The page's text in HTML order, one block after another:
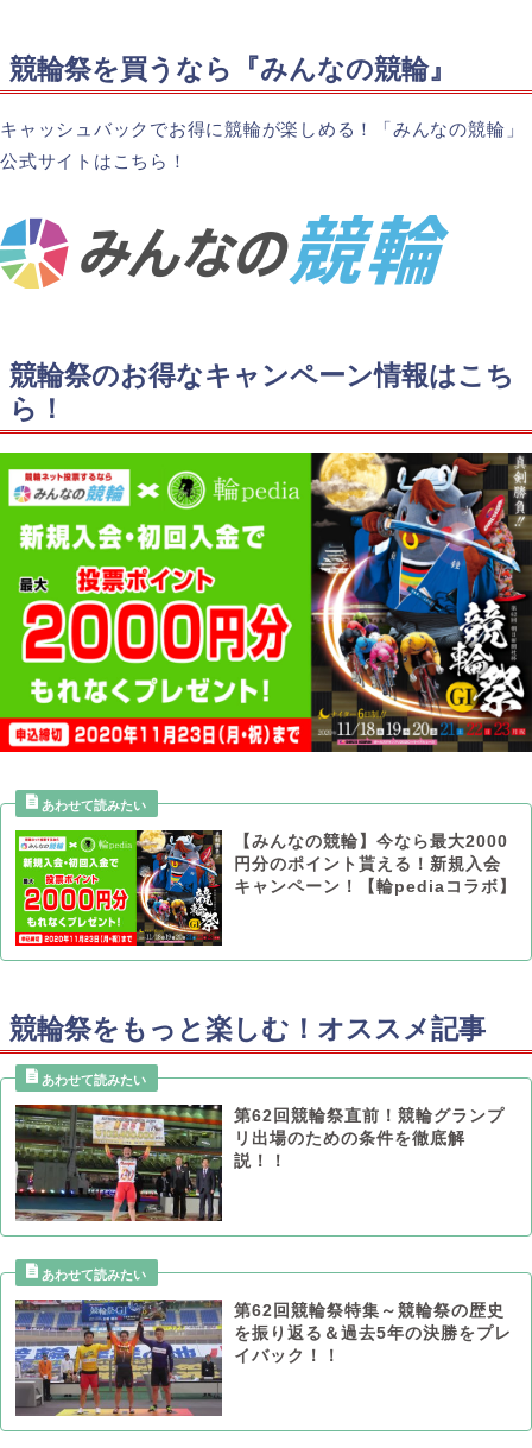
競輪祭を買うなら『みんなの競輪』
キャッシュバックでお得に競輪が楽しめる！「みんなの競輪」
公式サイトはこちら！
競輪祭のお得なキャンペーン情報はこち
ら！
【みんなの競輪】今なら最大2000
円分のポイント貰える！新規入会
キャンペーン！【輪pediaコラボ】
競輪祭をもっと楽しむ！オススメ記事
第62回競輪祭直前！競輪グランプ
リ出場のための条件を徹底解
説！！
第62回競輪祭特集～競輪祭の歴史
を振り返る＆過去5年の決勝をプレ
イバック！！